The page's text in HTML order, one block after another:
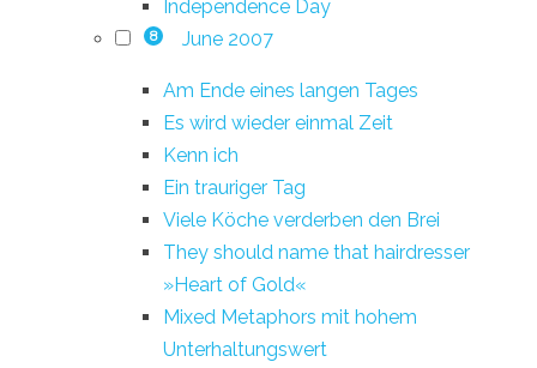
Independence Day
8 June 2007
Am Ende eines langen Tages
Es wird wieder einmal Zeit
Kenn ich
Ein trauriger Tag
Viele Köche verderben den Brei
They should name that hairdresser
»Heart of Gold«
Mixed Metaphors mit hohem
Unterhaltungswert